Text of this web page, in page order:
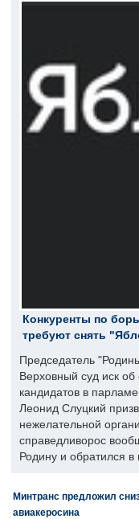
Конкуренты по
требуют снять
Председатель
Верховный суд иск об
кандидатов в
Леонид Слуцкий
нежелательной
справедливорос
Родину и обратился в
Минтранс предложил
авиакеросина